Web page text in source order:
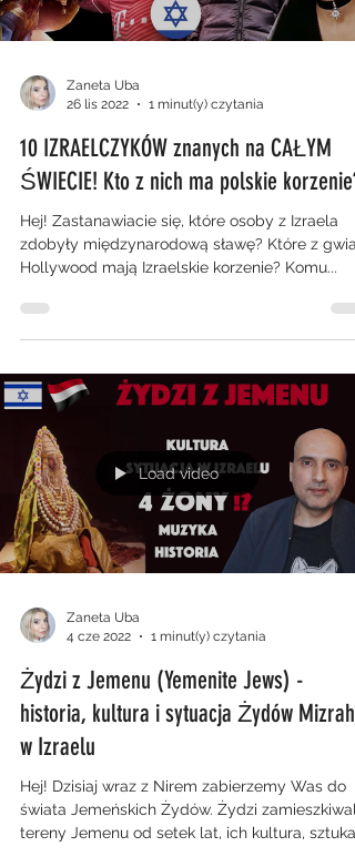
Zaneta Uba
26 lis 2022
1 minut(y) czytania
10 IZRAELCZYKÓW znanych na CAŁYM
ŚWIECIE! Kto z nich ma polskie korzenie?
Hej! Zastanawiacie się, które osoby z Izraela
zdobyły międzynarodową sławę? Które z
Hollywood mają Izraelskie korzenie? Komu...
Load video
Zaneta Uba
4 cze 2022
1 minut(y) czytania
Żydzi z Jemenu (Yemenite Jews) -
historia, kultura i sytuacja Żydów Mizrahi
w Izraelu
Hej! Dzisiaj wraz z Nirem zabierzemy Was do
świata Jemeńskich Żydów. Żydzi zamieszkiwali
tereny Jemenu od setek lat, ich kultura,